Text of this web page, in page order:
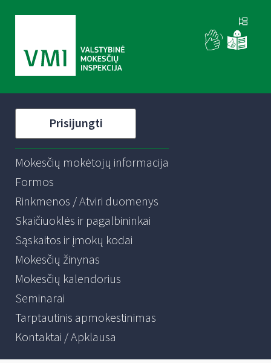
Prisijungti
Mokesčių mokėtojų informacija
Formos
Rinkmenos / Atviri duomenys
Skaičiuoklės ir pagalbininkai
Sąskaitos ir įmokų kodai
Mokesčių žinynas
Mokesčių kalendorius
Seminarai
Tarptautinis apmokestinimas
Kontaktai / Apklausa